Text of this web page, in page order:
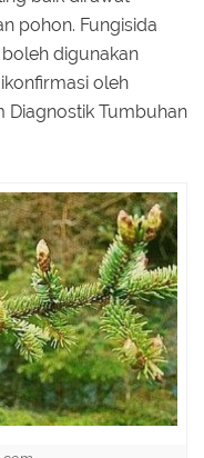
pohon. Fungisida
digunakan
oleh
Diagnostik Tumbuhan